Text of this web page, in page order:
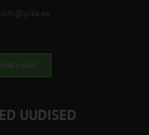
info@pikk.ee
meile!
UUDISED